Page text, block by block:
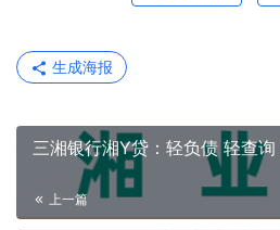
生成海报
上一篇